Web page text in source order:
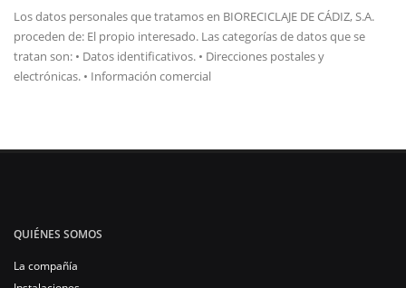
Los datos personales que tratamos en BIORECICLAJE DE CÁDIZ, S.A.
proceden de: El propio interesado. Las categorías de datos que se
tratan son: • Datos identificativos. • Direcciones postales y
electrónicas. • Información comercial
QUIÉNES SOMOS
La compañía